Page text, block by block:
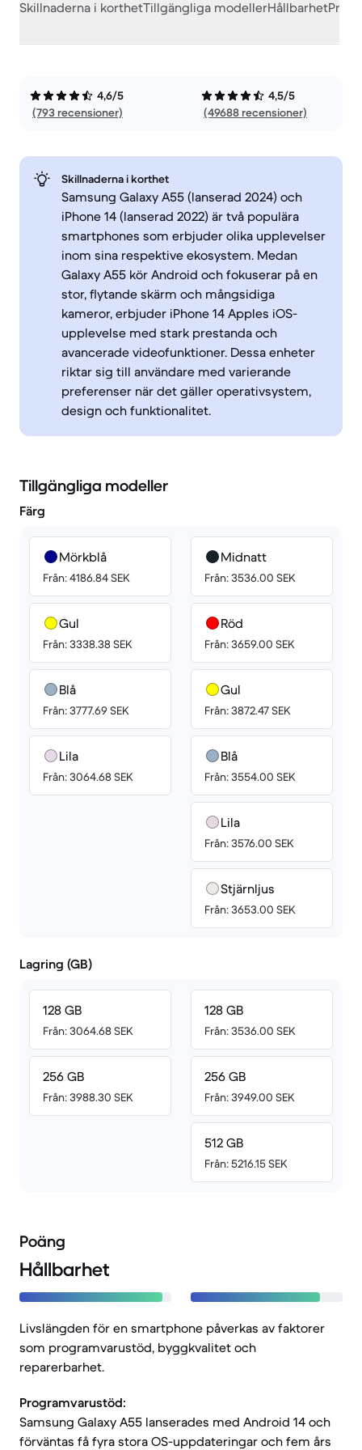
Skillnaderna i korthetTillgängliga modellerHållbarhet
4,6/5
(793 recensioner)
4,5/5
(49688 recensioner)
Skillnaderna i korthet
Samsung Galaxy A55 (lanserad 2024) och
iPhone 14 (lanserad 2022) är två populära
smartphones som erbjuder olika upplevelser
inom sina respektive ekosystem. Medan
Galaxy A55 kör Android och fokuserar på en
stor, flytande skärm och mångsidiga
kameror, erbjuder iPhone 14 Apples iOS-
upplevelse med stark prestanda och
avancerade videofunktioner. Dessa enheter
riktar sig till användare med varierande
preferenser när det gäller operativsystem,
design och funktionalitet.
Tillgängliga modeller
Färg
Mörkblå
Från: 4186.84 SEK
Gul
Från: 3338.38 SEK
Blå
Från: 3777.69 SEK
Lila
Från: 3064.68 SEK
Midnatt
Från: 3536.00 SEK
Röd
Från: 3659.00 SEK
Gul
Från: 3872.47 SEK
Blå
Från: 3554.00 SEK
Lila
Från: 3576.00 SEK
Stjärnljus
Från: 3653.00 SEK
Lagring (GB)
128 GB
Från: 3064.68 SEK
256 GB
Från: 3988.30 SEK
128 GB
Från: 3536.00 SEK
256 GB
Från: 3949.00 SEK
512 GB
Från: 5216.15 SEK
Poäng
Hållbarhet
Livslängden för en smartphone påverkas av faktorer
som programvarustöd, byggkvalitet och
reparerbarhet.
Programvarustöd:
Samsung Galaxy A55 lanserades med Android 14 och
förväntas få fyra stora OS-uppdateringar och fem års